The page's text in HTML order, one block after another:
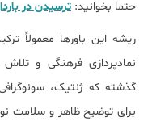
حتما بخوانید: ترسیدن در
ریشه این باورها معمولاً
نمادپردازی فرهنگی و
گذشته که ژنتیک،
برای توضیح ظاهر و سلامت